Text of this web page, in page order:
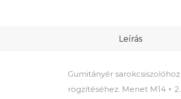
Leírás
Gumitányér
rögzítéséhez. Menet M14 × 2.